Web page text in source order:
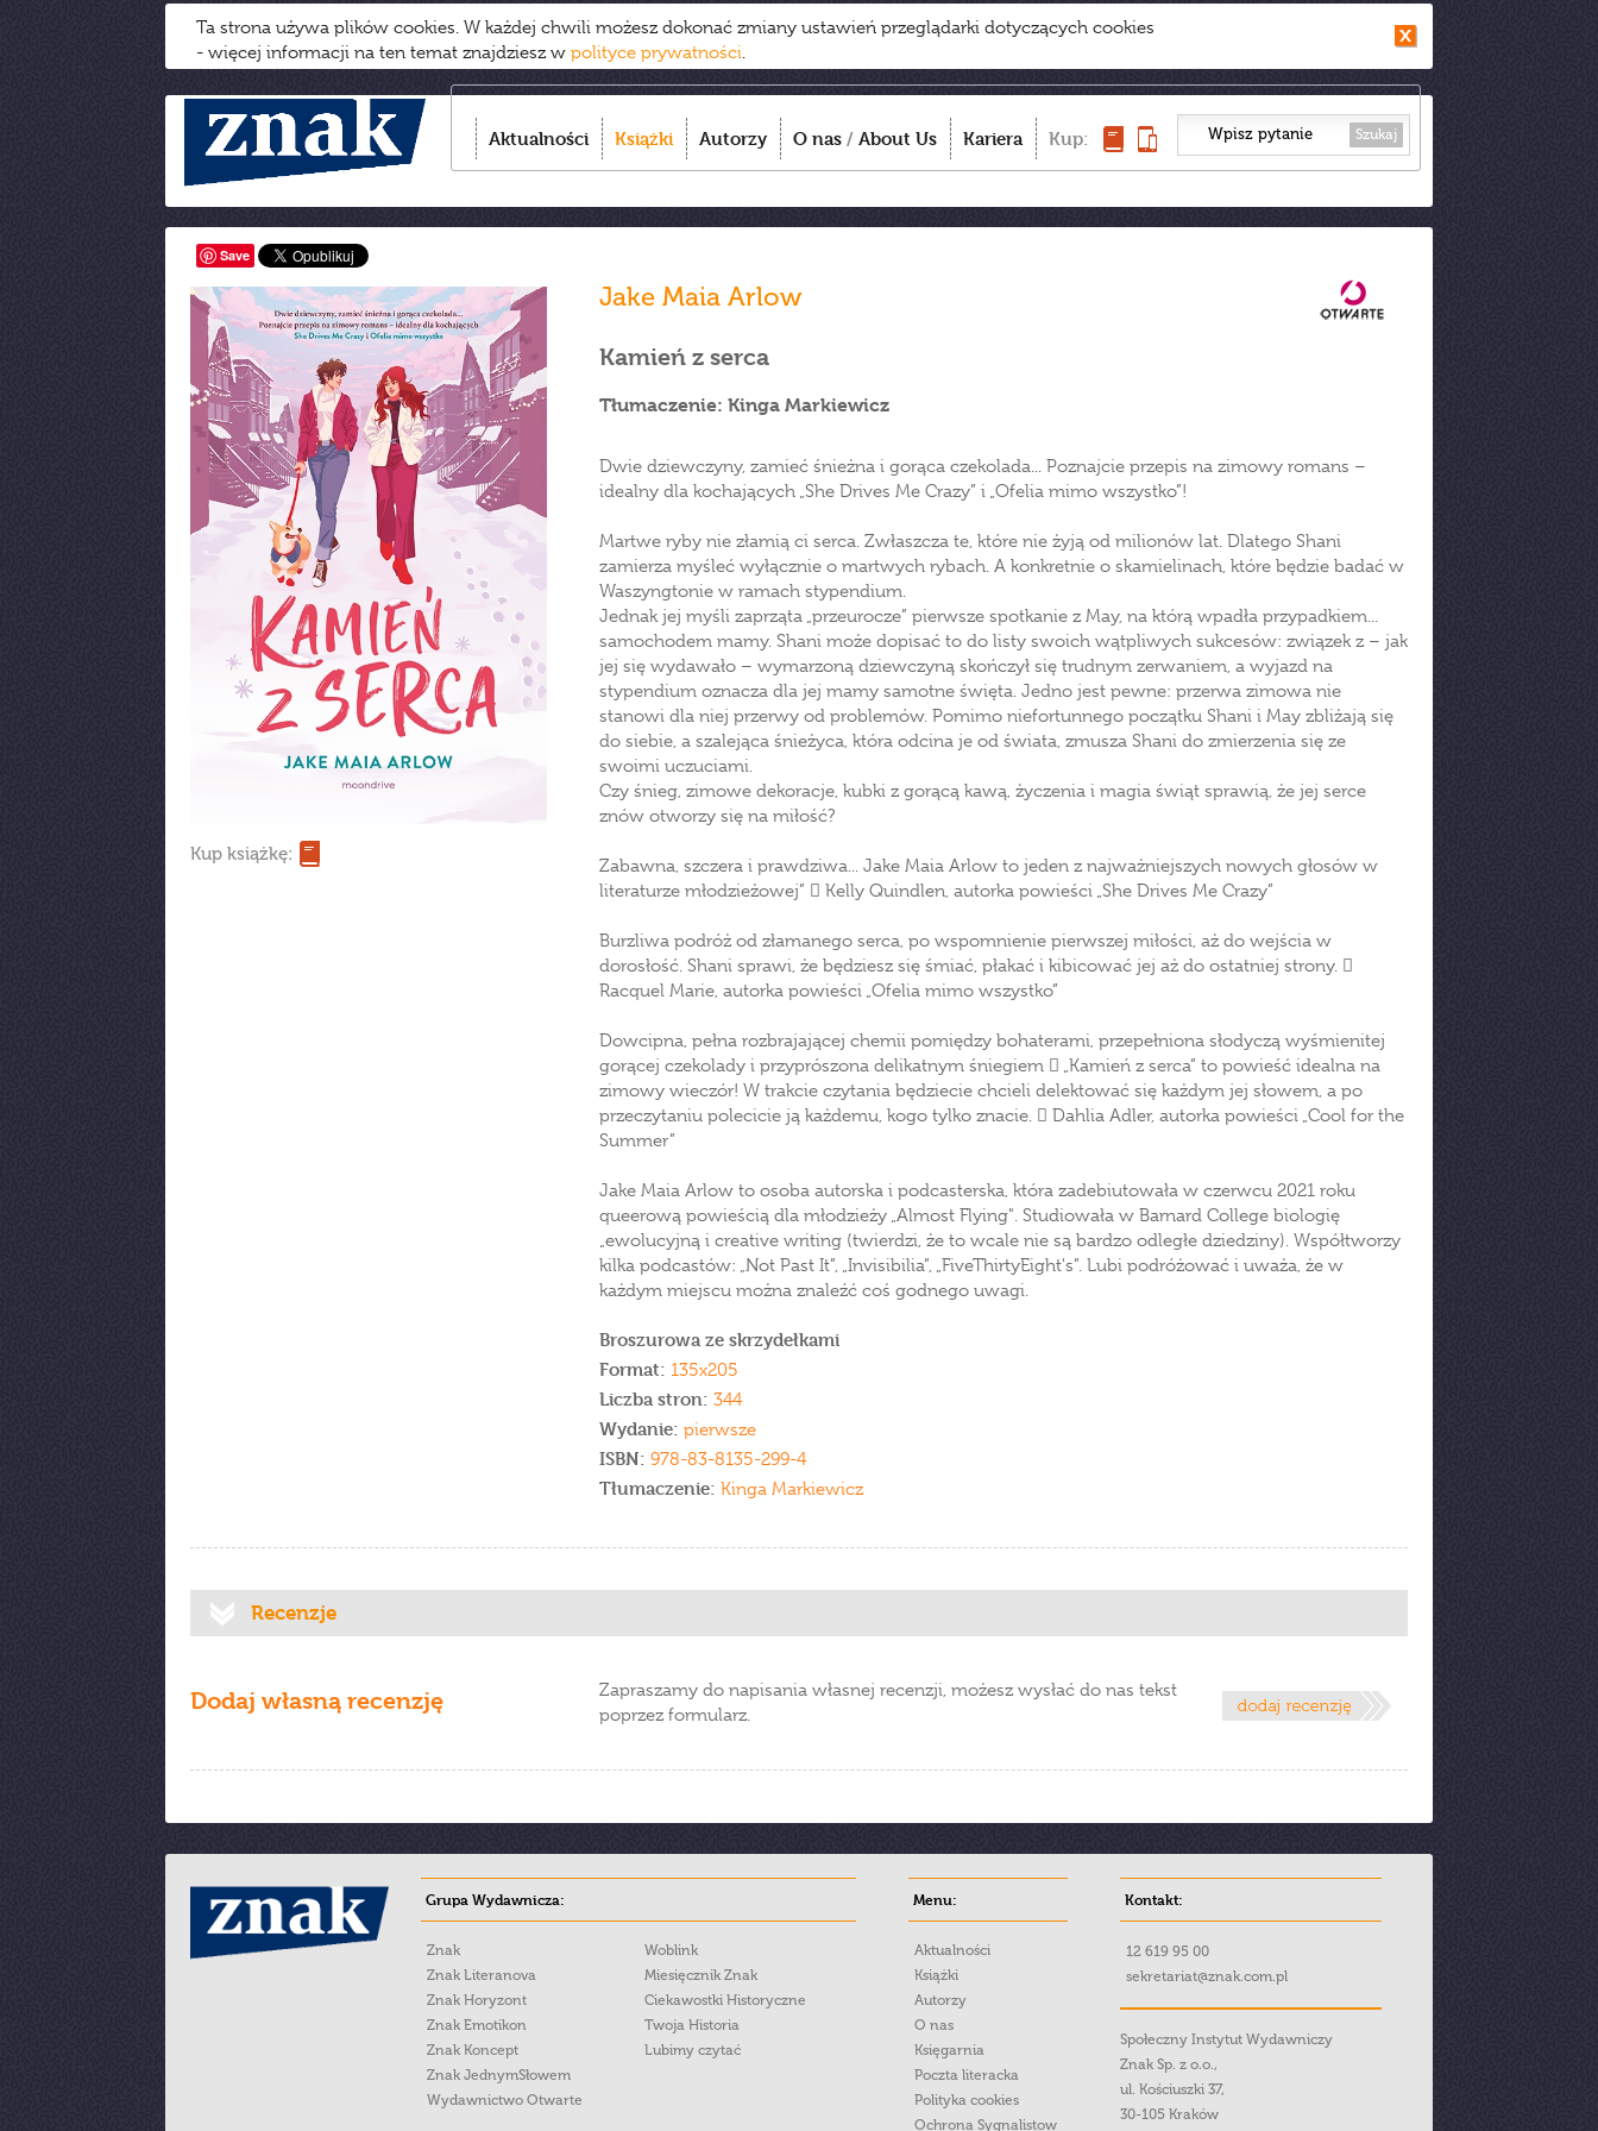
Ta strona używa plików cookies. W każdej chwili możesz dokonać zmiany ustawień przeglądarki dotyczących cookies
- więcej informacji na ten temat znajdziesz w polityce prywatności.
Aktualności Książki Autorzy O nas / About Us Kariera Kup: Szukaj
Save
Kup książkę:
Jake Maia Arlow
Kamień z serca
Tłumaczenie: Kinga Markiewicz
Dwie dziewczyny, zamieć śnieżna i gorąca czekolada... Poznajcie przepis na zimowy romans –
idealny dla kochających „She Drives Me Crazy” i „Ofelia mimo wszystko”!
Martwe ryby nie złamią ci serca. Zwłaszcza te, które nie żyją od milionów lat. Dlatego Shani
zamierza myśleć wyłącznie o martwych rybach. A konkretnie o skamielinach, które będzie badać w
Waszyngtonie w ramach stypendium.
Jednak jej myśli zaprząta „przeurocze” pierwsze spotkanie z May, na którą wpadła przypadkiem...
samochodem mamy. Shani może dopisać to do listy swoich wątpliwych sukcesów: związek z – jak
jej się wydawało – wymarzoną dziewczyną skończył się trudnym zerwaniem, a wyjazd na
stypendium oznacza dla jej mamy samotne święta. Jedno jest pewne: przerwa zimowa nie
stanowi dla niej przerwy od problemów. Pomimo niefortunnego początku Shani i May zbliżają się
do siebie, a szalejąca śnieżyca, która odcina je od świata, zmusza Shani do zmierzenia się ze
swoimi uczuciami.
Czy śnieg, zimowe dekoracje, kubki z gorącą kawą, życzenia i magia świąt sprawią, że jej serce
znów otworzy się na miłość?
Zabawna, szczera i prawdziwa... Jake Maia Arlow to jeden z najważniejszych nowych głosów w
literaturze młodzieżowej”  Kelly Quindlen, autorka powieści „She Drives Me Crazy”
Burzliwa podróż od złamanego serca, po wspomnienie pierwszej miłości, aż do wejścia w
dorosłość. Shani sprawi, że będziesz się śmiać, płakać i kibicować jej aż do ostatniej strony. 
Racquel Marie, autorka powieści „Ofelia mimo wszystko”
Dowcipna, pełna rozbrajającej chemii pomiędzy bohaterami, przepełniona słodyczą wyśmienitej
gorącej czekolady i przyprószona delikatnym śniegiem  „Kamień z serca” to powieść idealna na
zimowy wieczór! W trakcie czytania będziecie chcieli delektować się każdym jej słowem, a po
przeczytaniu polecicie ją każdemu, kogo tylko znacie.  Dahlia Adler, autorka powieści „Cool for the
Summer”
Jake Maia Arlow to osoba autorska i podcasterska, która zadebiutowała w czerwcu 2021 roku
queerową powieścią dla młodzieży „Almost Flying". Studiowała w Barnard College biologię
„ewolucyjną i creative writing (twierdzi, że to wcale nie są bardzo odległe dziedziny). Współtworzy
kilka podcastów: „Not Past It”, „Invisibilia”, „FiveThirtyEight's”. Lubi podróżować i uważa, że w
każdym miejscu można znaleźć coś godnego uwagi.
Broszurowa ze skrzydełkami
Format: 135x205
Liczba stron: 344
Wydanie: pierwsze
ISBN: 978-83-8135-299-4
Tłumaczenie: Kinga Markiewicz
Recenzje
Dodaj własną recenzję
Zapraszamy do napisania własnej recenzji, możesz wysłać do nas tekst
poprzez formularz.
Grupa Wydawnicza:
Znak
Znak Literanova
Znak Horyzont
Znak Emotikon
Znak Koncept
Znak JednymSłowem
Wydawnictwo Otwarte
Woblink
Miesięcznik Znak
Ciekawostki Historyczne
Twoja Historia
Lubimy czytać
Menu:
Aktualności
Książki
Autorzy
O nas
Księgarnia
Poczta literacka
Polityka cookies
Ochrona Sygnalistow
Kontakt:
12 619 95 00
sekretariat@znak.com.pl
Społeczny Instytut Wydawniczy
Znak Sp. z o.o.,
ul. Kościuszki 37,
30-105 Kraków